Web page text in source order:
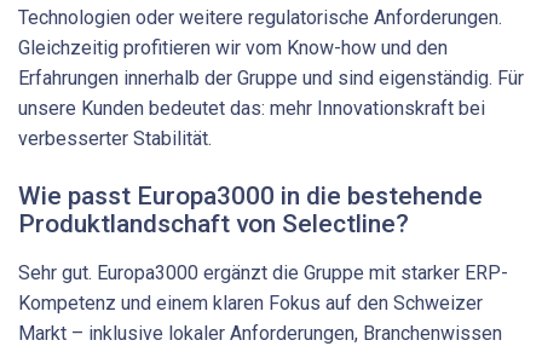
Technologien oder weitere regulatorische Anforderungen.
Gleichzeitig profitieren wir vom Know-how und den
Erfahrungen innerhalb der Gruppe und sind eigenständig. Für
unsere Kunden bedeutet das: mehr Innovationskraft bei
verbesserter Stabilität.
Wie passt Europa3000 in die bestehende
Produktlandschaft von Selectline?
Sehr gut. Europa3000 ergänzt die Gruppe mit starker ERP-
Kompetenz und einem klaren Fokus auf den Schweizer
Markt – inklusive lokaler Anforderungen, Branchenwissen